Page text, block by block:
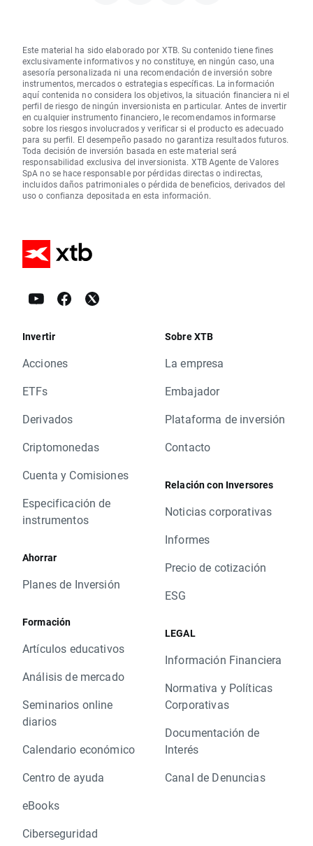
Este material ha sido elaborado por XTB. Su contenido tiene fines
exclusivamente informativos y no constituye, en ningún caso, una
asesoría personalizada ni una recomendación de inversión sobre
instrumentos, mercados o estrategias específicas. La información
aquí contenida no considera los objetivos, la situación financiera ni el
perfil de riesgo de ningún inversionista en particular. Antes de invertir
en cualquier instrumento financiero, le recomendamos informarse
sobre los riesgos involucrados y verificar si el producto es adecuado
para su perfil. El desempeño pasado no garantiza resultados futuros.
Toda decisión de inversión basada en este material será
responsabilidad exclusiva del inversionista. XTB Agente de Valores
SpA no se hace responsable por pérdidas directas o indirectas,
incluidos daños patrimoniales o pérdida de beneficios, derivados del
uso o confianza depositada en esta información.
Invertir
Acciones
ETFs
Derivados
Criptomonedas
Cuenta y Comisiones
Especificación de
instrumentos
Ahorrar
Planes de Inversión
Formación
Artículos educativos
Análisis de mercado
Seminarios online
diarios
Calendario económico
Centro de ayuda
eBooks
Ciberseguridad
Sobre XTB
La empresa
Embajador
Plataforma de inversión
Contacto
Relación con Inversores
Noticias corporativas
Informes
Precio de cotización
ESG
LEGAL
Información Financiera
Normativa y Políticas
Corporativas
Documentación de
Interés
Canal de Denuncias